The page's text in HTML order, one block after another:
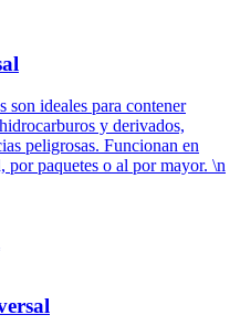
son ideales para contener
y derivados,
peligrosas. Funcionan en
por paquetes o al por mayor. \n